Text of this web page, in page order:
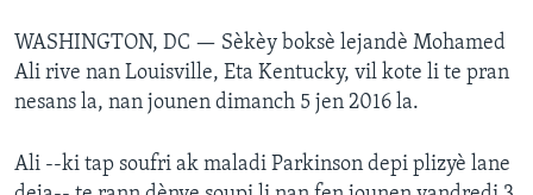
WASHINGTON, DC — Sèkèy boksè lejandè Mohamed
Ali rive nan Louisville, Eta Kentucky, vil kote li te pran
nesans la, nan jounen dimanch 5 jen 2016 la.
Ali --ki tap soufri ak maladi Parkinson depi plizyè lane